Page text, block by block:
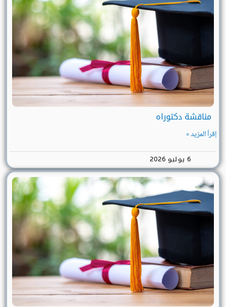
مناقشة دكتوراه
إقرأ المزيد »